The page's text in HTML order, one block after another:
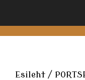
Esileht /